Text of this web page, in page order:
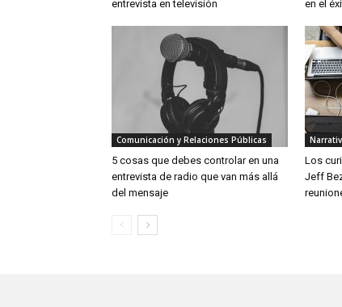
entrevista en televisión
en el
Comunicación y Relaciones Públicas
5 cosas que debes controlar en una
entrevista de radio que van más allá
del mensaje
Los
Jeff